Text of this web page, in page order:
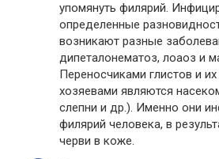
упомянуть филярий.
определенные
возникают разные
дипеталонематоз, лоаоз и
Переносчиками глистов и
хозяевами являются
слепни и др.). Именно они
филярий человека, в
черви в коже.